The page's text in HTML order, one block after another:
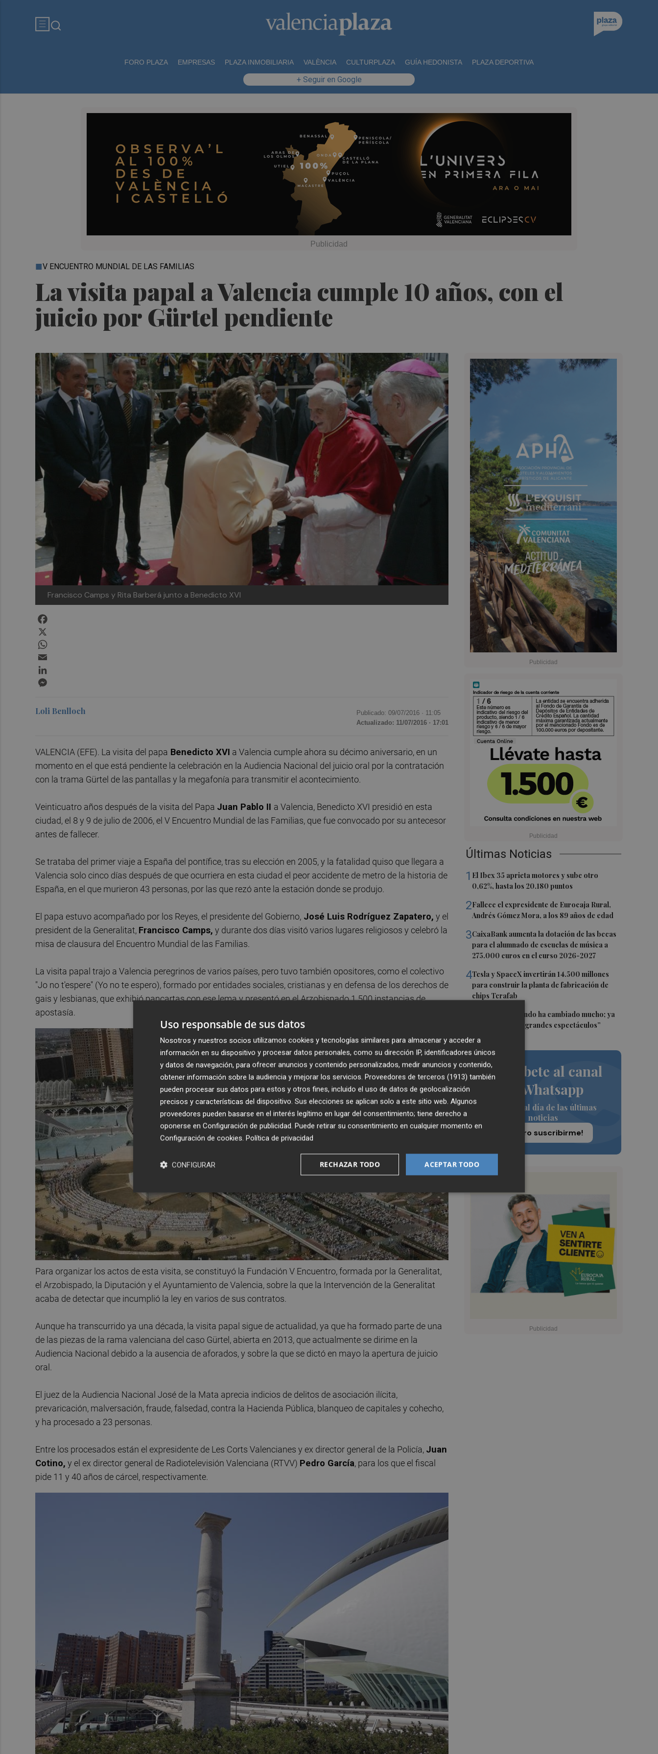
FORO PLAZA EMPRESAS PLAZA INMOBILIARIA VALÈNCIA CULTURPLAZA GUÍA HEDONISTA PLAZA DEPORTIVA
+ Seguir en Google
La visita papal a Valencia cumple 10 años, con el
juicio por Gürtel pendiente
V ENCUENTRO MUNDIAL DE LAS FAMILIAS
Francisco Camps y Rita Barberá junto a Benedicto XVI
Últimas Noticias
1 El Ibex 35 aprieta motores y sube otro
0,62%, hasta los 20.180 puntos
2Fallece el expresidente de Eurocaja Rural,
Andrés Gómez Mora, a los 89 años de edad
3CaixaBank aumenta la dotación de las becas
para el alumnado de escuelas de música a
275.000 euros en el curso 2026-2027
4Tesla y SpaceX invertirán 14.500 millones
para construir la planta de fabricación de
chips Terafab
Sol Picó: “El mundo ha cambiado mucho; ya
no es tiempo de grandes espectáculos”
Suscríbete al canal
de Whatsapp
Siempre al día de las últimas
noticias
¡Quiero suscribirme!
Loli Benlloch Publicado: 09/07/2016 · 11:05
Actualizado: 11/07/2016 · 17:01
VALENCIA (EFE). La visita del papa Benedicto XVI a Valencia cumple ahora su décimo aniversario, en un
momento en el que está pendiente la celebración en la Audiencia Nacional del juicio oral por la contratación
con la trama Gürtel de las pantallas y la megafonía para transmitir el acontecimiento.
Veinticuatro años después de la visita del Papa Juan Pablo II a Valencia, Benedicto XVI presidió en esta
ciudad, el 8 y 9 de julio de 2006, el V Encuentro Mundial de las Familias, que fue convocado por su antecesor
antes de fallecer.
Se trataba del primer viaje a España del pontífice, tras su elección en 2005, y la fatalidad quiso que llegara a
Valencia solo cinco días después de que ocurriera en esta ciudad el peor accidente de metro de la historia de
España, en el que murieron 43 personas, por las que rezó ante la estación donde se produjo.
El papa estuvo acompañado por los Reyes, el presidente del Gobierno, José Luis Rodríguez Zapatero, y el
president de la Generalitat, Francisco Camps, y durante dos días visitó varios lugares religiosos y celebró la
misa de clausura del Encuentro Mundial de las Familias.
La visita papal trajo a Valencia peregrinos de varios países, pero tuvo también opositores, como el colectivo
"Jo no t'espere" (Yo no te espero), formado por entidades sociales, cristianas y en defensa de los derechos de
gais y lesbianas, que exhibió pancartas con ese lema y presentó en el Arzobispado 1.500 instancias de
apostasía.
Para organizar los actos de esta visita, se constituyó la Fundación V Encuentro, formada por la Generalitat,
el Arzobispado, la Diputación y el Ayuntamiento de Valencia, sobre la que la Intervención de la Generalitat
acaba de detectar que incumplió la ley en varios de sus contratos.
Aunque ha transcurrido ya una década, la visita papal sigue de actualidad, ya que ha formado parte de una
de las piezas de la rama valenciana del caso Gürtel, abierta en 2013, que actualmente se dirime en la
Audiencia Nacional debido a la ausencia de aforados, y sobre la que se dictó en mayo la apertura de juicio
oral.
El juez de la Audiencia Nacional José de la Mata aprecia indicios de delitos de asociación ilícita,
prevaricación, malversación, fraude, falsedad, contra la Hacienda Pública, blanqueo de capitales y cohecho,
y ha procesado a 23 personas.
Entre los procesados están el expresidente de Les Corts Valencianes y ex director general de la Policía, Juan
Cotino, y el ex director general de Radiotelevisión Valenciana (RTVV) Pedro García, para los que el fiscal
pide 11 y 40 años de cárcel, respectivamente.
Uso responsable de sus datos
Nosotros y nuestros socios utilizamos cookies y tecnologías similares para almacenar y acceder a
información en su dispositivo y procesar datos personales, como su dirección IP, identificadores únicos
y datos de navegación, para ofrecer anuncios y contenido personalizados, medir anuncios y contenido,
obtener información sobre la audiencia y mejorar los servicios. Proveedores de terceros (1913) también
pueden procesar sus datos para estos y otros fines, incluido el uso de datos de geolocalización
precisos y características del dispositivo. Sus elecciones se aplican solo a este sitio web. Algunos
proveedores pueden basarse en el interés legítimo en lugar del consentimiento; tiene derecho a
oponerse en Configuración de publicidad. Puede retirar su consentimiento en cualquier momento en
Configuración de cookies. Política de privacidad
ACEPTAR TODO
RECHAZAR TODO
CONFIGURAR